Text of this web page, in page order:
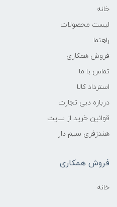
خانه
لیست محصولات
راهنما
فروش همکاری
تماس با ما
استرداد کالا
درباره دبی تجارت
قوانین خرید از سایت
هندزفری سیم دار
فروش همکاری
خانه